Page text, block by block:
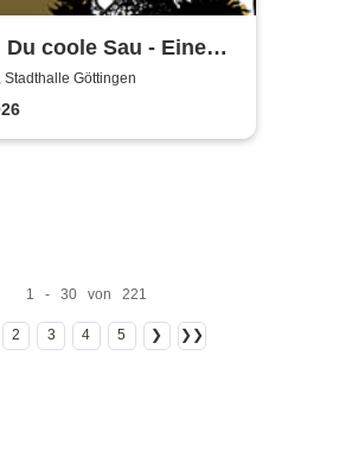
Du coole Sau - Eine
Stadthalle Göttingen
1 - 30 von 221
2 3 4 5 ❯ ❯❯